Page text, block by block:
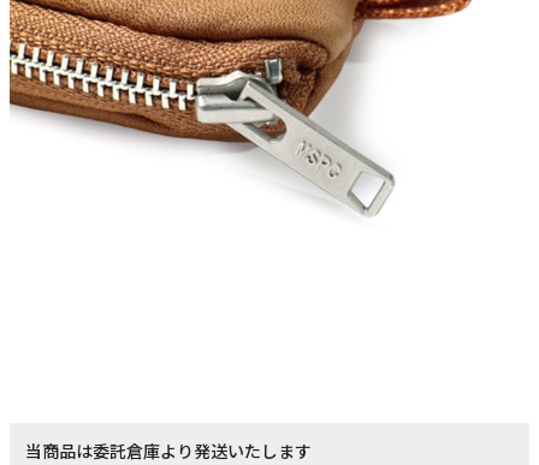
当商品は委託倉庫より発送いたします